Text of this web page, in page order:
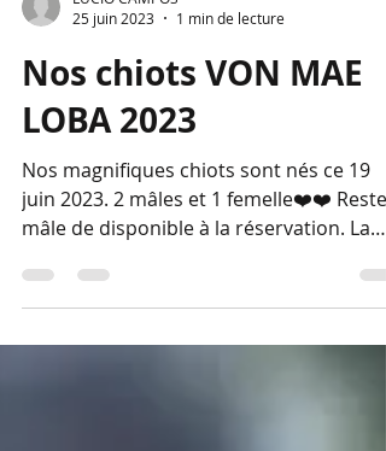
LUCIO CAMPOS
25 juin 2023
1 min de lecture
Nos chiots VON MAE
LOBA 2023
juin 2023. 2 mâles et 1 femelle❤️❤️ Reste
mâle de disponible à la réservation. La
mère : PHOEBE...